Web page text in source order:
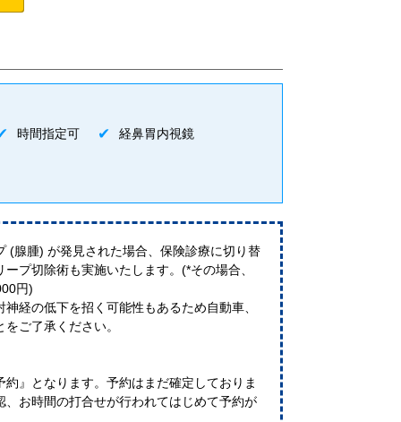
時間指定可 経鼻胃内視鏡
(腺腫) が発見された場合、保険診療に切り替
プ切除術も実施いたします。(*その場合、
円)
経の低下を招く可能性もあるため自動車、
ご了承ください。
』となります。予約はまだ確定しておりま
お時間の打合せが行われてはじめて予約が